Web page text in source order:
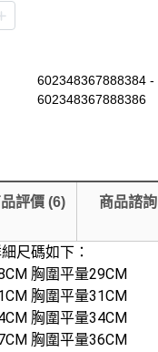
602348367888384 -
602348367888386
評價 (6) 商品諮詢
尺碼如下：
胸圍平量29CM
胸圍平量31CM
胸圍平量34CM
胸圍平量36CM